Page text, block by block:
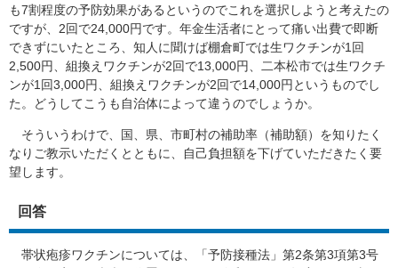
も7割程度の予防効果があるというのでこれを選択しようと考えたの
ですが、2回で24,000円です。年金生活者にとって痛い出費で即断
できずにいたところ、知人に聞けば棚倉町では生ワクチンが1回
2,500円、組換えワクチンが2回で13,000円、二本松市では生ワクチ
ンが1回3,000円、組換えワクチンが2回で14,000円というものでし
た。どうしてこうも自治体によって違うのでしょうか。
そういうわけで、国、県、市町村の補助率（補助額）を知りたく
なりご教示いただくとともに、自己負担額を下げていただきたく要
望します。
回答
帯状疱疹ワクチンについては、「予防接種法」第2条第3項第3号